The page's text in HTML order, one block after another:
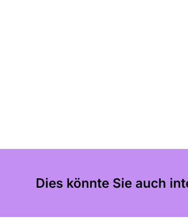
Dies könnte Sie auch